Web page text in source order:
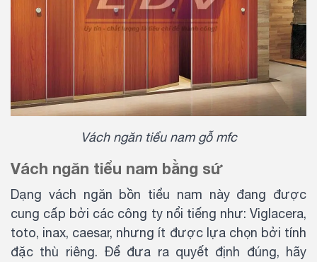
Vách ngăn tiểu nam gỗ mfc
Vách ngăn tiểu nam bằng sứ
Dạng vách ngăn bồn tiểu nam này đang được
cung cấp bởi các công ty nổi tiếng như: Viglacera,
toto, inax, caesar, nhưng ít được lựa chọn bởi tính
đặc thù riêng. Để đưa ra quyết định đúng, hãy